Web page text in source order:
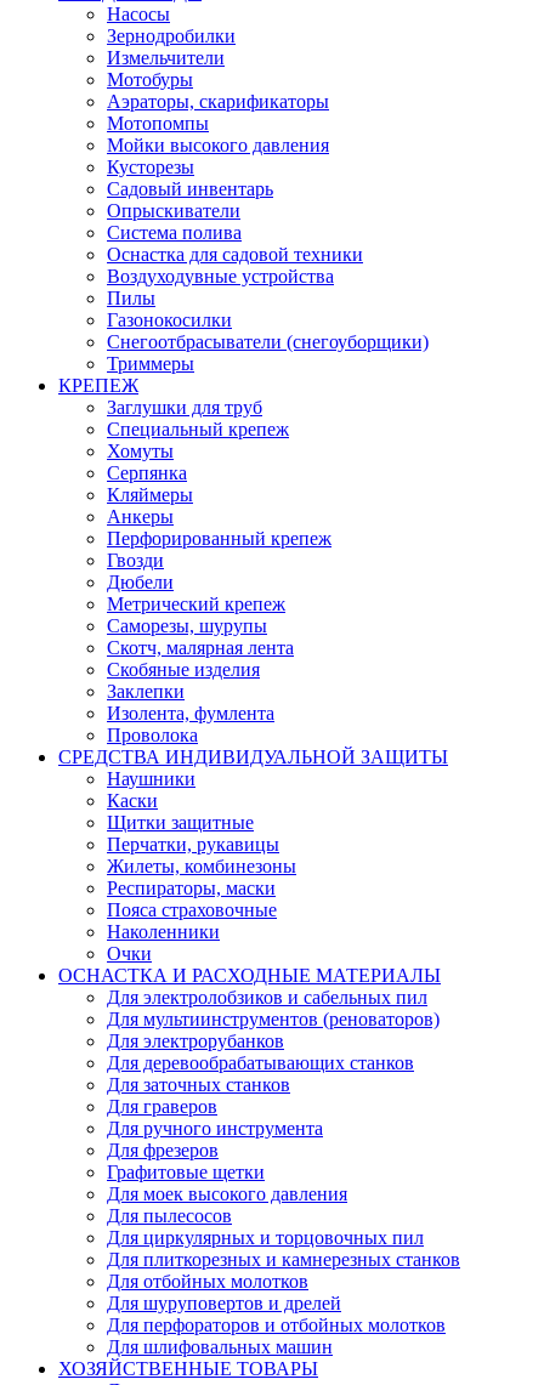
Насосы
Зернодробилки
Измельчители
Мотобуры
Аэраторы, скарификаторы
Мотопомпы
Мойки высокого давления
Кусторезы
Садовый инвентарь
Опрыскиватели
Система полива
Оснастка для садовой техники
Воздуходувные устройства
Пилы
Газонокосилки
Снегоотбрасыватели (снегоуборщики)
Триммеры
КРЕПЕЖ
Заглушки для труб
Специальный крепеж
Хомуты
Серпянка
Кляймеры
Анкеры
Перфорированный крепеж
Гвозди
Дюбели
Метрический крепеж
Саморезы, шурупы
Скотч, малярная лента
Скобяные изделия
Заклепки
Изолента, фумлента
Проволока
СРЕДСТВА ИНДИВИДУАЛЬНОЙ ЗАЩИТЫ
Наушники
Каски
Щитки защитные
Перчатки, рукавицы
Жилеты, комбинезоны
Респираторы, маски
Пояса страховочные
Наколенники
Очки
ОСНАСТКА И РАСХОДНЫЕ МАТЕРИАЛЫ
Для электролобзиков и сабельных пил
Для мультиинструментов (реноваторов)
Для электрорубанков
Для деревообрабатывающих станков
Для заточных станков
Для граверов
Для ручного инструмента
Для фрезеров
Графитовые щетки
Для моек высокого давления
Для пылесосов
Для циркулярных и торцовочных пил
Для плиткорезных и камнерезных станков
Для отбойных молотков
Для шуруповертов и дрелей
Для перфораторов и отбойных молотков
Для шлифовальных машин
ХОЗЯЙСТВЕННЫЕ ТОВАРЫ